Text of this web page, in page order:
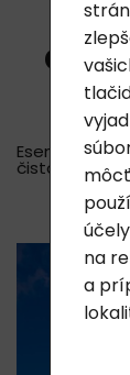
Esenciálne
čistoty a
na
a